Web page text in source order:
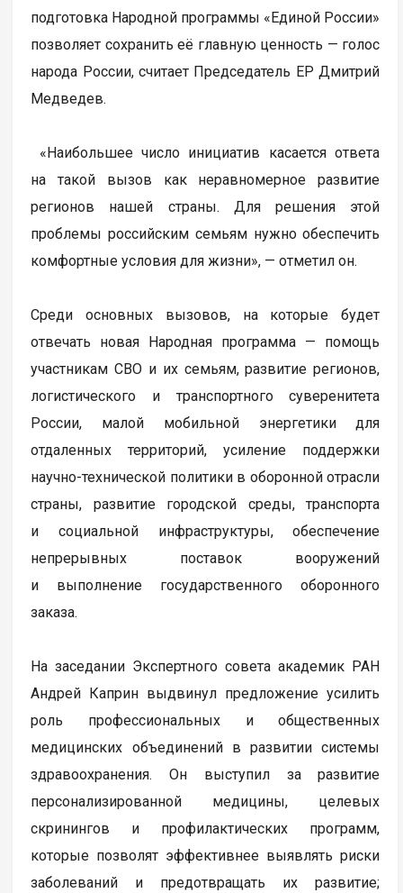
подготовка Народной программы «Единой России»
позволяет сохранить её главную ценность — голос
народа России, считает Председатель ЕР Дмитрий
Медведев.
«Наибольшее число инициатив касается ответа
на такой вызов как неравномерное развитие
регионов нашей страны. Для решения этой
проблемы российским семьям нужно обеспечить
комфортные условия для жизни», — отметил он.
Среди основных вызовов, на которые будет
отвечать новая Народная программа — помощь
участникам СВО и их семьям, развитие регионов,
логистического и транспортного суверенитета
России, малой мобильной энергетики для
отдаленных территорий, усиление поддержки
научно-технической политики в оборонной отрасли
страны, развитие городской среды, транспорта
и социальной инфраструктуры, обеспечение
непрерывных поставок вооружений
и выполнение государственного оборонного
заказа.
На заседании Экспертного совета академик РАН
Андрей Каприн выдвинул предложение усилить
роль профессиональных и общественных
медицинских объединений в развитии системы
здравоохранения. Он выступил за развитие
персонализированной медицины, целевых
скринингов и профилактических программ,
которые позволят эффективнее выявлять риски
заболеваний и предотвращать их развитие;